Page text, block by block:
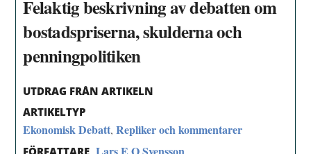
Felaktig beskrivning av debatten om
bostadspriserna, skulderna och
penningpolitiken
UTDRAG FRÅN ARTIKELN
ARTIKELTYP
Ekonomisk Debatt,Repliker och kommentarer